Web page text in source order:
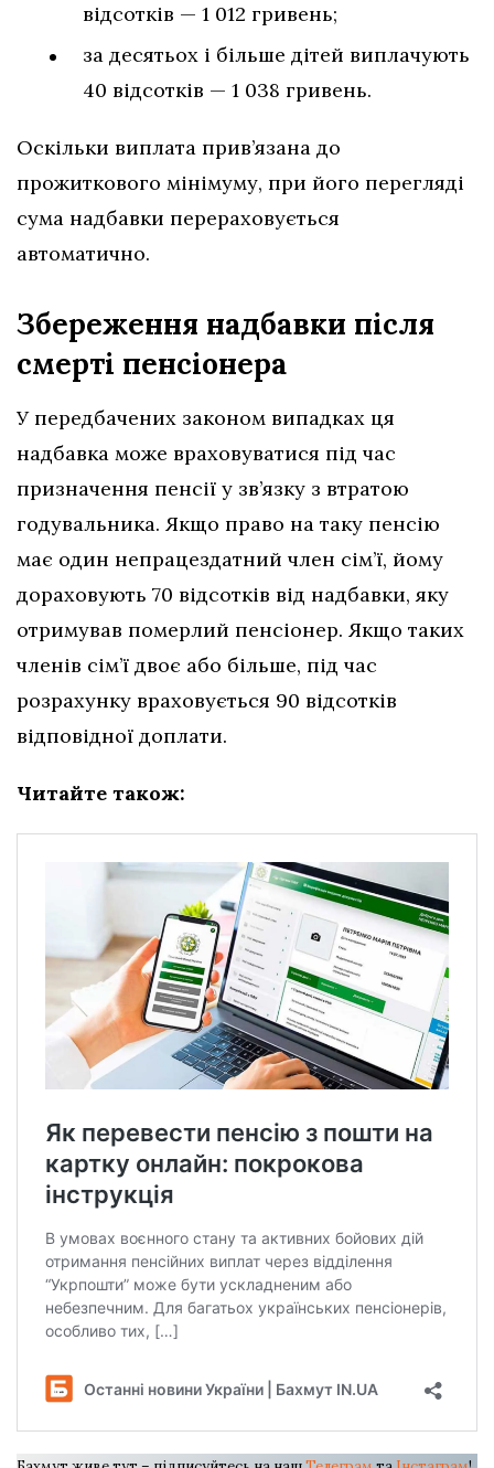
відсотків — 1 012 гривень;
за десятьох і більше дітей виплачують
40 відсотків — 1 038 гривень.
Оскільки виплата прив’язана до
прожиткового мінімуму, при його перегляді
сума надбавки перераховується
автоматично.
Збереження надбавки після
смерті пенсіонера
У передбачених законом випадках ця
надбавка може враховуватися під час
призначення пенсії у зв’язку з втратою
годувальника. Якщо право на таку пенсію
має один непрацездатний член сім’ї, йому
дораховують 70 відсотків від надбавки, яку
отримував померлий пенсіонер. Якщо таких
членів сім’ї двоє або більше, під час
розрахунку враховується 90 відсотків
відповідної доплати.
Читайте також: